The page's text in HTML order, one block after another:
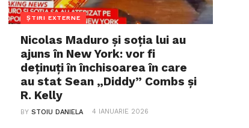
ȘTIRI EXTERNE
Nicolas Maduro și soția lui au
ajuns în New York: vor fi
deținuți în închisoarea în care
au stat Sean „Diddy” Combs și
R. Kelly
BYSTOIU DANIELA 4 IANUARIE 2026